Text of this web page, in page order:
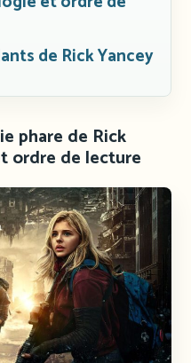
de Rick Yancey
phare de Rick
ordre de lecture